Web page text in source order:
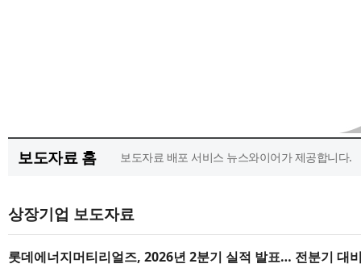
보도자료 홈 보도자료 배포 서비스 뉴스와이어가 제공합니다.
상장기업 보도자료
롯데에너지머티리얼즈, 2026년 2분기 실적 발표… 전분기 대